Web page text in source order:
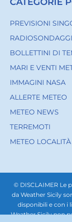
PREVISIONI
BOLLETTINI DI
MARI E VENTI
IMMAGINI NASA
ALLERTE METEO
METEO NEWS
TERREMOTI
METEO
© DISCLAIMER Le
da Weather Sicily
disponibili e con i
Weather Sicily non